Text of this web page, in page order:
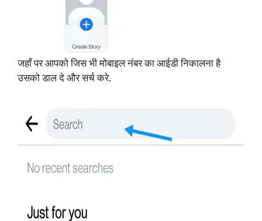
जहाँ पर आपको जिस भी मोबाइल नंबर का आईडी निकालना है
उसको डाल दे और सर्च करे.